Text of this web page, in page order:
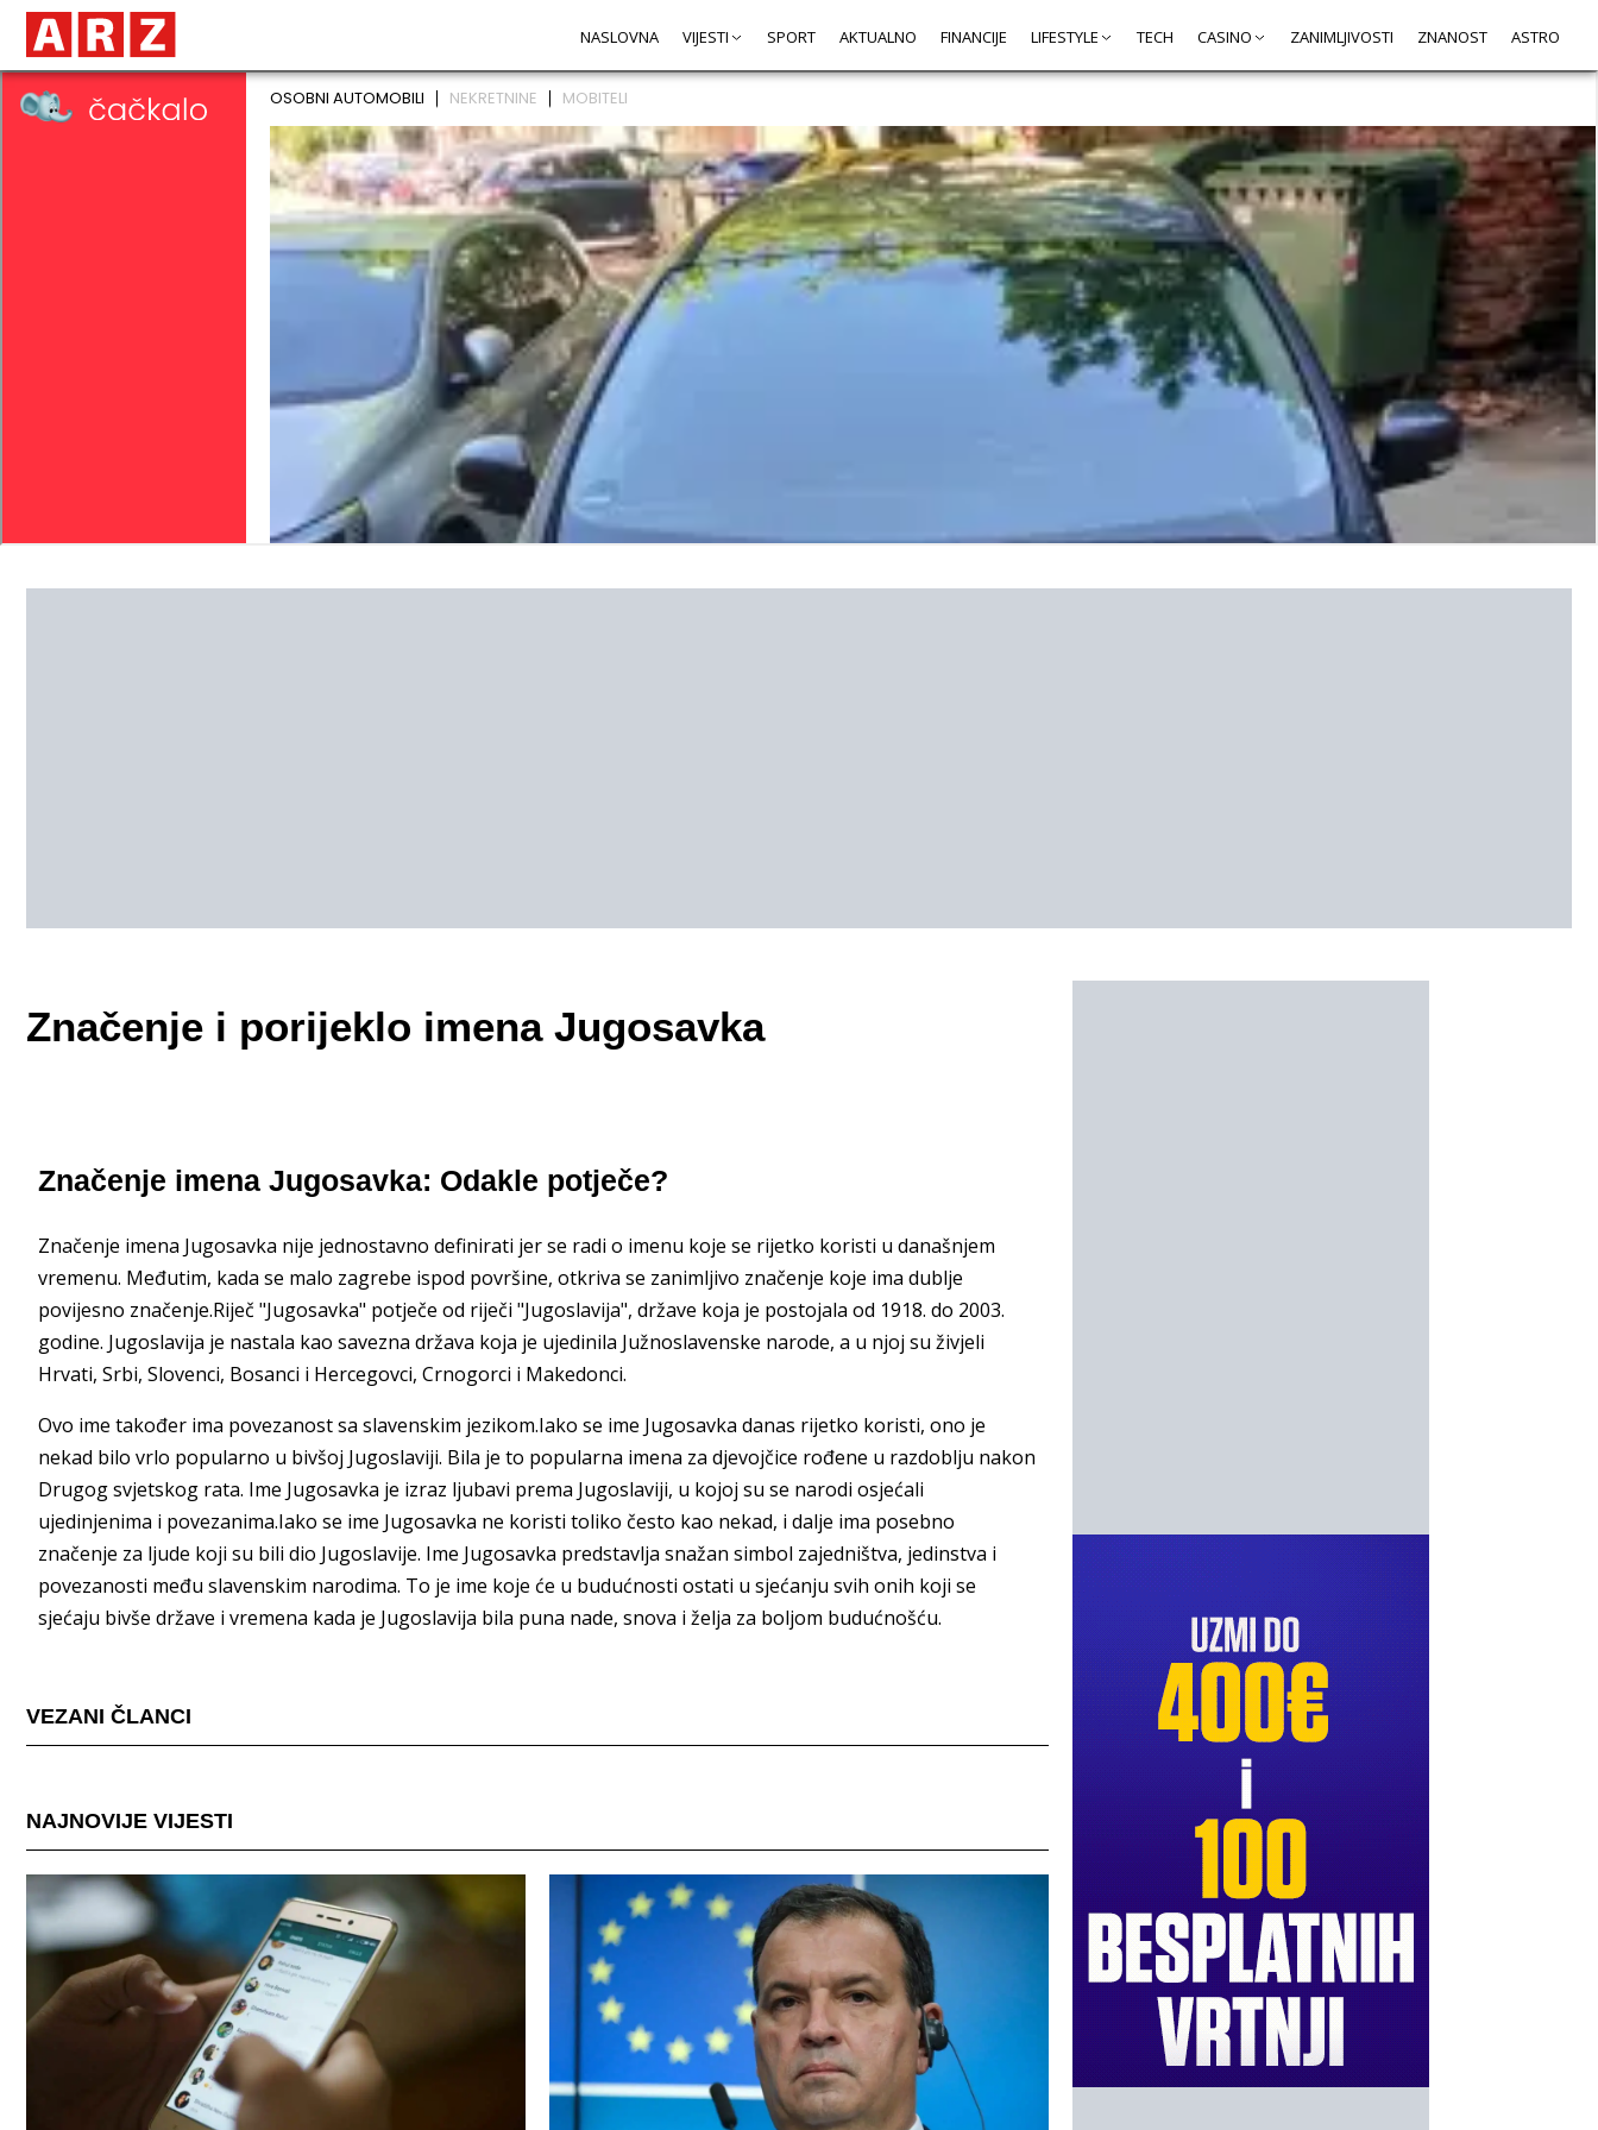
NASLOVNA VIJESTI SPORT AKTUALNO FINANCIJE LIFESTYLE TECH CASINO ZANIMLJIVOSTI ZNANOST ASTRO
Značenje i porijeklo imena Jugosavka
Značenje imena Jugosavka: Odakle potječe?
Značenje imena Jugosavka nije jednostavno definirati jer se radi o imenu koje se rijetko koristi u današnjem
vremenu. Međutim, kada se malo zagrebe ispod površine, otkriva se zanimljivo značenje koje ima dublje
povijesno značenje.Riječ "Jugosavka" potječe od riječi "Jugoslavija", države koja je postojala od 1918. do 2003.
godine. Jugoslavija je nastala kao savezna država koja je ujedinila Južnoslavenske narode, a u njoj su živjeli
Hrvati, Srbi, Slovenci, Bosanci i Hercegovci, Crnogorci i Makedonci.
Ovo ime također ima povezanost sa slavenskim jezikom.Iako se ime Jugosavka danas rijetko koristi, ono je
nekad bilo vrlo popularno u bivšoj Jugoslaviji. Bila je to popularna imena za djevojčice rođene u razdoblju nakon
Drugog svjetskog rata. Ime Jugosavka je izraz ljubavi prema Jugoslaviji, u kojoj su se narodi osjećali
ujedinjenima i povezanima.Iako se ime Jugosavka ne koristi toliko često kao nekad, i dalje ima posebno
značenje za ljude koji su bili dio Jugoslavije. Ime Jugosavka predstavlja snažan simbol zajedništva, jedinstva i
povezanosti među slavenskim narodima. To je ime koje će u budućnosti ostati u sjećanju svih onih koji se
sjećaju bivše države i vremena kada je Jugoslavija bila puna nade, snova i želja za boljom budućnošću.
VEZANI ČLANCI
NAJNOVIJE VIJESTI